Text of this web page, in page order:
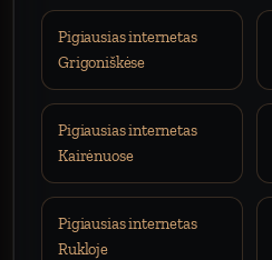
Pigiausias internetas
Grigoniškėse
Pigiausias internetas
Kairėnuose
Pigiausias internetas
Rukloje